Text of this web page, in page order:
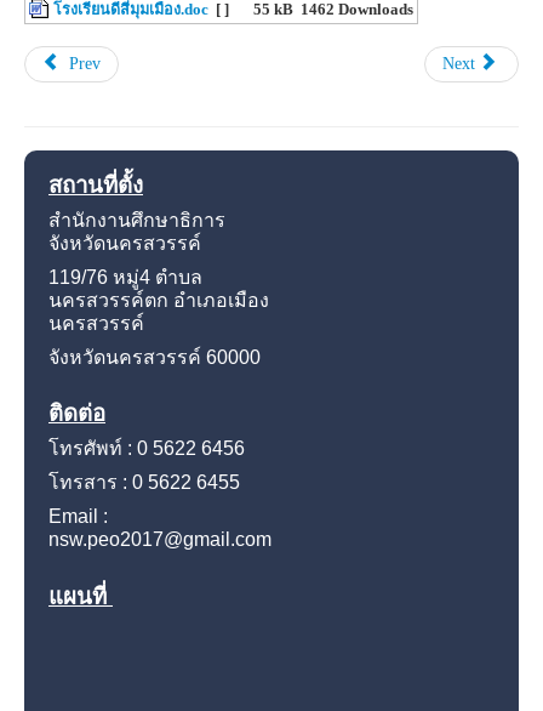
โรงเรียนดีสี่มุมเมือง.doc [ ] 55 kB 1462 Downloads
Prev Next
สถานที่ตั้ง
สำนักงานศึกษาธิการ
จังหวัดนครสวรรค์
119/76 หมู่4 ตำบล
นครสวรรค์ตก อำเภอเมือง
นครสวรรค์
จังหวัดนครสวรรค์ 60000
ติดต่อ
โทรศัพท์ : 0 5622 6456
โทรสาร : 0 5622 6455
Email :
nsw.peo2017@gmail.com
แผนที่